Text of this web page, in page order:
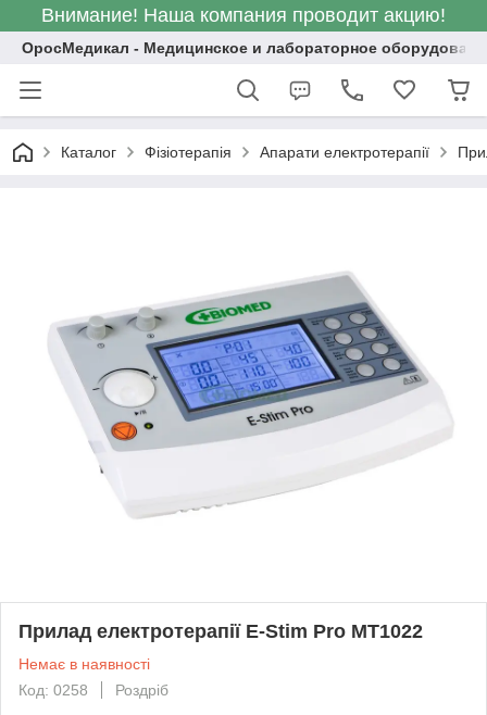
Внимание! Наша компания проводит акцию!
ОросМедикал - Медицинское и лабораторное
Каталог Фізіотерапія Апарати електротерапії
Прилад електротерапії E-Stim Pro MT1022
Немає в наявності
Код: 0258
Роздріб